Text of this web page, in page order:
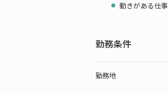
動きがある仕事
勤務条件
勤務地